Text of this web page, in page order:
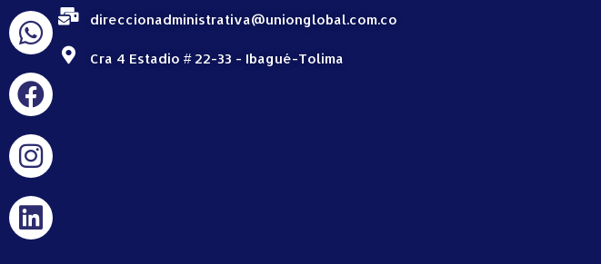
direccionadministrativa@unionglobal.com.co
Cra 4 Estadio # 22-33 - Ibagué-Tolima